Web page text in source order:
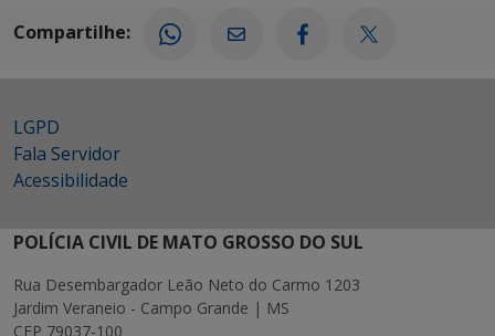
Compartilhe:
LGPD
Fala Servidor
Acessibilidade
POLÍCIA CIVIL DE MATO GROSSO DO SUL
Rua Desembargador Leão Neto do Carmo 1203
Jardim Veraneio - Campo Grande | MS
CEP 79037-100